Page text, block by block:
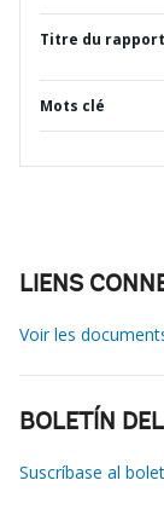
Titre du rapport
Mots clé
LIENS
Voir les
BOLETÍN
Suscríbase al